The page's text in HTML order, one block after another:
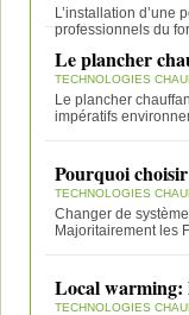
L’installation
professionnels du
Le plancher
TECHNOLOGIES
Le plancher
impératifs
Pourquoi
TECHNOLOGIES
Changer de
Majoritairement les
Local warming:
TECHNOLOGIES